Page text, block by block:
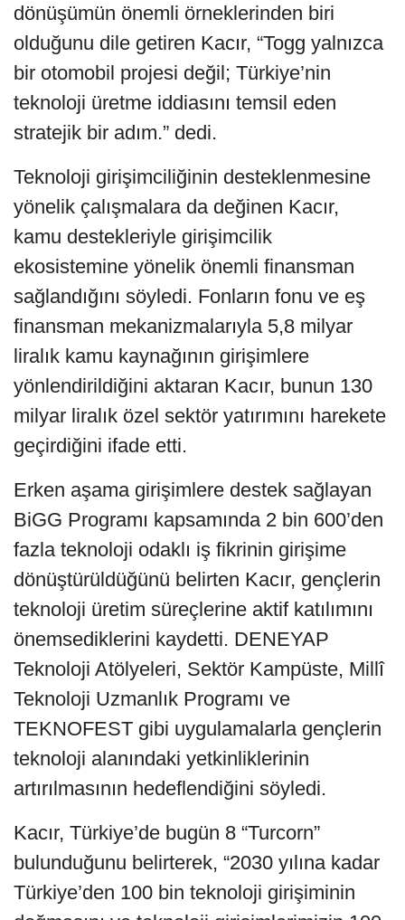
dönüşümün önemli örneklerinden biri
olduğunu dile getiren Kacır, “Togg yalnızca
bir otomobil projesi değil; Türkiye’nin
teknoloji üretme iddiasını temsil eden
stratejik bir adım.” dedi.
Teknoloji girişimciliğinin desteklenmesine
yönelik çalışmalara da değinen Kacır,
kamu destekleriyle girişimcilik
ekosistemine yönelik önemli finansman
sağlandığını söyledi. Fonların fonu ve eş
finansman mekanizmalarıyla 5,8 milyar
liralık kamu kaynağının girişimlere
yönlendirildiğini aktaran Kacır, bunun 130
milyar liralık özel sektör yatırımını harekete
geçirdiğini ifade etti.
Erken aşama girişimlere destek sağlayan
BiGG Programı kapsamında 2 bin 600’den
fazla teknoloji odaklı iş fikrinin girişime
dönüştürüldüğünü belirten Kacır, gençlerin
teknoloji üretim süreçlerine aktif katılımını
önemsediklerini kaydetti. DENEYAP
Teknoloji Atölyeleri, Sektör Kampüste, Millî
Teknoloji Uzmanlık Programı ve
TEKNOFEST gibi uygulamalarla gençlerin
teknoloji alanındaki yetkinliklerinin
artırılmasının hedeflendiğini söyledi.
Kacır, Türkiye’de bugün 8 “Turcorn”
bulunduğunu belirterek, “2030 yılına kadar
Türkiye’den 100 bin teknoloji girişiminin